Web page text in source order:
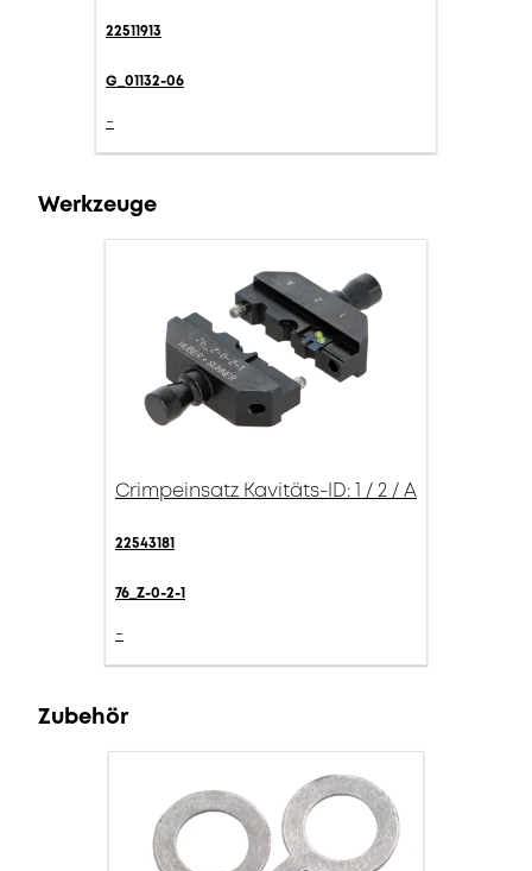
22511913
G_01132-06
-
Werkzeuge
Crimpeinsatz Kavitäts-ID: 1 / 2 / A
22543181
76_Z-0-2-1
-
Zubehör